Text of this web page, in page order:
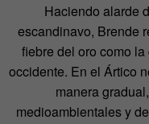
Haciendo alarde
escandinavo, Brende
fiebre del oro como
occidente. En el Ártico
manera
medioambientales y